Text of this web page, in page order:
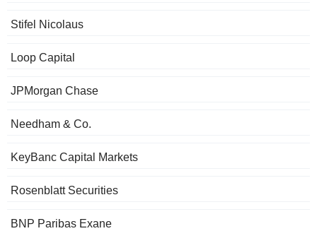
Stifel Nicolaus
Loop Capital
JPMorgan Chase
Needham & Co.
KeyBanc Capital Markets
Rosenblatt Securities
BNP Paribas Exane